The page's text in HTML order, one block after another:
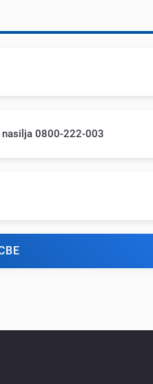
nasilja 0800-222-003